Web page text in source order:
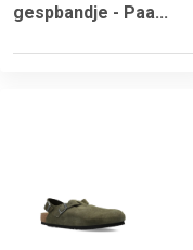
gespbandje - Paa...